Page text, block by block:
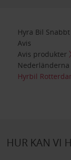
Hyra Bil
Avis
Avis produkter
Nederländerna
Hyrbil
HUR KAN VI